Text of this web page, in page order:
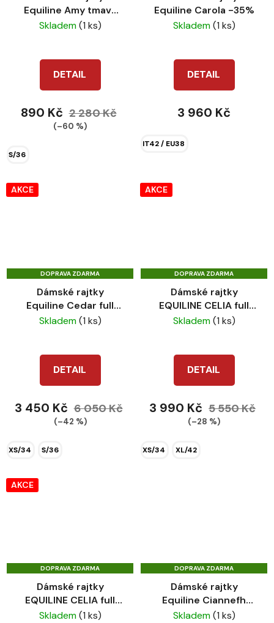
Equiline Amy tmavě
modré
Skladem(1 ks)
DETAIL
890 Kč 2 280 Kč
(–60 %)
S/36
Equiline Carola -35%
Skladem(1 ks)
DETAIL
3 960 Kč
IT42 / EU38
AKCE
DOPRAVA ZDARMA
Dámské rajtky
Equiline Cedar full
grip sky blue
Skladem(1 ks)
DETAIL
3 450 Kč 6 050 Kč
(–42 %)
XS/34 S/36
AKCE
DOPRAVA ZDARMA
Dámské rajtky
EQUILINE CELIA full
grip bordo
Skladem(1 ks)
DETAIL
3 990 Kč 5 550 Kč
(–28 %)
XS/34 XL/42
AKCE
DOPRAVA ZDARMA
Dámské rajtky
EQUILINE CELIA full
grip brown
Skladem(1 ks)
DOPRAVA ZDARMA
Dámské rajtky
Equiline Ciannefh
black
Skladem(1 ks)